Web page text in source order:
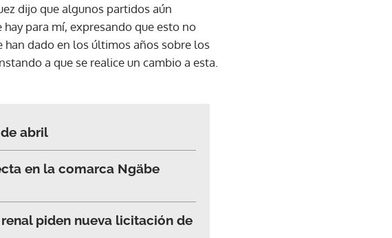
dijo que algunos partidos aún
para mí, expresando que esto no
han dado en los últimos años sobre los
a que se realice un cambio a esta.
abril
en la comarca Ngäbe
piden nueva licitación de